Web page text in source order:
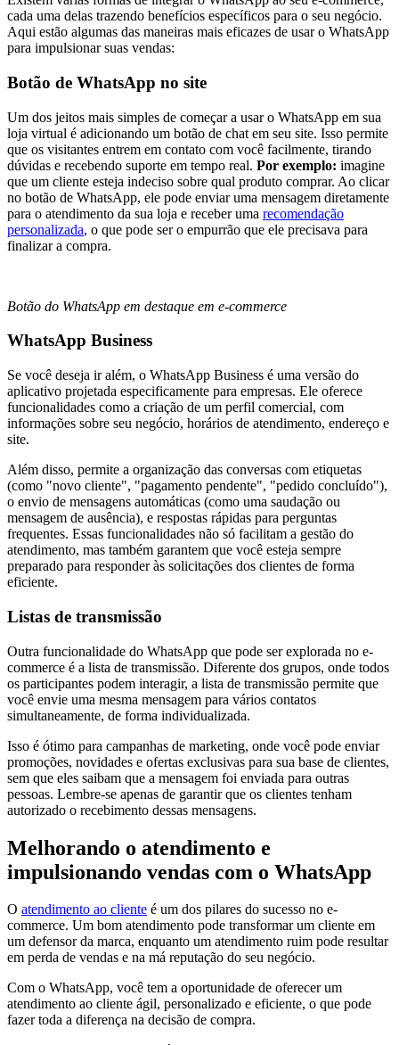
cada uma delas trazendo benefícios específicos para o seu negócio.
Aqui estão algumas das maneiras mais eficazes de usar o WhatsApp
para impulsionar suas vendas:
Botão de WhatsApp no site
Um dos jeitos mais simples de começar a usar o WhatsApp em sua
loja virtual é adicionando um botão de chat em seu site. Isso permite
que os visitantes entrem em contato com você facilmente, tirando
dúvidas e recebendo suporte em tempo real. Por exemplo: imagine
que um cliente esteja indeciso sobre qual produto comprar. Ao clicar
no botão de WhatsApp, ele pode enviar uma mensagem diretamente
para o atendimento da sua loja e receber uma recomendação
personalizada, o que pode ser o empurrão que ele precisava para
finalizar a compra.
Botão do WhatsApp em destaque em e-commerce
WhatsApp Business
Se você deseja ir além, o WhatsApp Business é uma versão do
aplicativo projetada especificamente para empresas. Ele oferece
funcionalidades como a criação de um perfil comercial, com
informações sobre seu negócio, horários de atendimento, endereço e
site.
Além disso, permite a organização das conversas com etiquetas
(como "novo cliente", "pagamento pendente", "pedido concluído"),
o envio de mensagens automáticas (como uma saudação ou
mensagem de ausência), e respostas rápidas para perguntas
frequentes. Essas funcionalidades não só facilitam a gestão do
atendimento, mas também garantem que você esteja sempre
preparado para responder às solicitações dos clientes de forma
eficiente.
Listas de transmissão
Outra funcionalidade do WhatsApp que pode ser explorada no e-
commerce é a lista de transmissão. Diferente dos grupos, onde todos
os participantes podem interagir, a lista de transmissão permite que
você envie uma mesma mensagem para vários contatos
simultaneamente, de forma individualizada.
Isso é ótimo para campanhas de marketing, onde você pode enviar
promoções, novidades e ofertas exclusivas para sua base de clientes,
sem que eles saibam que a mensagem foi enviada para outras
pessoas. Lembre-se apenas de garantir que os clientes tenham
autorizado o recebimento dessas mensagens.
Melhorando o atendimento e
impulsionando vendas com o WhatsApp
O atendimento ao cliente é um dos pilares do sucesso no e-
commerce. Um bom atendimento pode transformar um cliente em
um defensor da marca, enquanto um atendimento ruim pode resultar
em perda de vendas e na má reputação do seu negócio.
Com o WhatsApp, você tem a oportunidade de oferecer um
atendimento ao cliente ágil, personalizado e eficiente, o que pode
fazer toda a diferença na decisão de compra.